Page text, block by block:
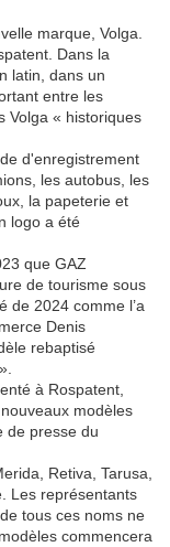
marque, Volga.
Dans la
latin, dans un
entre les
Volga « historiques
d'enregistrement
les autobus, les
la papeterie et
logo a été
que GAZ
de tourisme sous
de 2024 comme l’a
Denis
rebaptisé
à Rospatent,
modèles
de presse du
Retiva, Tarusa,
Les représentants
tous ces noms ne
commencera